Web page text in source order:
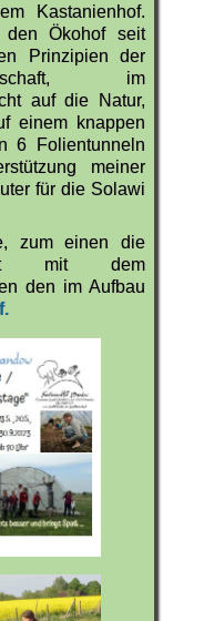
Kastanienhof.
den Ökohof seit
Prinzipien der
im
auf die Natur,
einem knappen
6 Folientunneln
meiner
für die Solawi
zum einen die
mit dem
den im Aufbau